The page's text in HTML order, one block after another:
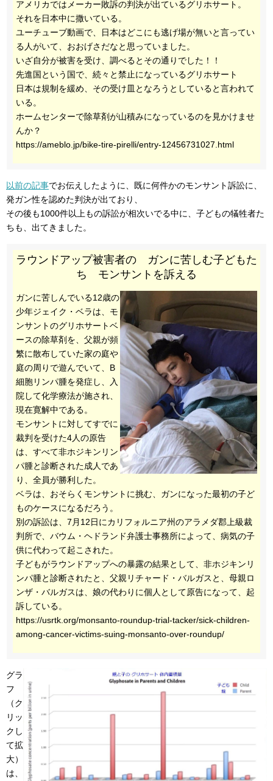
アメリカではメーカー敗訴の判決が出ているグリホサート。
それを日本中に撒いている。
ユーチューブ動画で、日本はどこにも逃げ場が無いと言ってい
る人がいて、おおげさだなと思っていました。
いざ自分が被害を受け、調べるとその通りでした！！
先進国という国で、続々と禁止になっているグリホサート
日本は規制を緩め、その受け皿となろうとしていると言われて
いる。
ホームセンターで除草剤が山積みになっているのを見かけませ
んか？
https://ameblo.jp/bike-tire-pirelli/entry-12456731027.html
以前の記事でお伝えしたように、既に何件かのモンサント訴訟に、
発ガン性を認めた判決が出ており、
その後も1000件以上もの訴訟が相次いでる中に、子どもの犠牲者た
ちも、出てきました。
ラウンドアップ被害者の ガンに苦しむ子どもた
ち モンサントを訴える
ガンに苦しんでいる12歳の
少年ジェイク・ベラは、モ
ンサントのグリホサートベ
ースの除草剤を、父親が頻
繁に散布していた家の庭や
庭の周りで遊んでいて、B
細胞リンパ腫を発症し、入
院して化学療法が施され、
現在寛解中である。
モンサントに対してすでに
裁判を受けた4人の原告
は、すべて非ホジキンリン
パ腫と診断された成人であ
り、全員が勝利した。
ベラは、おそらくモンサントに挑む、ガンになった最初の子ど
ものケースになるだろう。
別の訴訟は、7月12日にカリフォルニア州のアラメダ郡上級裁
判所で、バウム・ヘドランド弁護士事務所によって、病気の子
供に代わって起こされた。
子どもがラウンドアップへの暴露の結果として、非ホジキンリ
ンパ腫と診断されたと、父親リチャード・バルガスと、母親ロ
ンザ・バルガスは、娘の代わりに個人として原告になって、起
訴している。
https://usrtk.org/monsanto-roundup-trial-tacker/sick-children-
among-cancer-victims-suing-monsanto-over-roundup/
グラ
フ
（ク
リッ
クし
て拡
大）
は、